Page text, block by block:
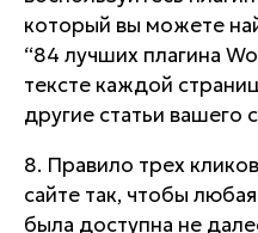
который вы можете
“84 лучших плагина
тексте каждой
другие статьи вашего
8. Правило трех
сайте так, чтобы
была доступна не